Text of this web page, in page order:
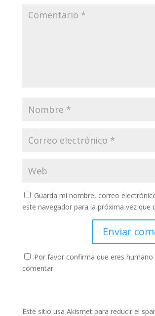
Guarda mi nombre, correo
este navegador para la próxima vez que
Por favor confirma que eres humano
comentar
Este sitio usa Akismet para reducir el